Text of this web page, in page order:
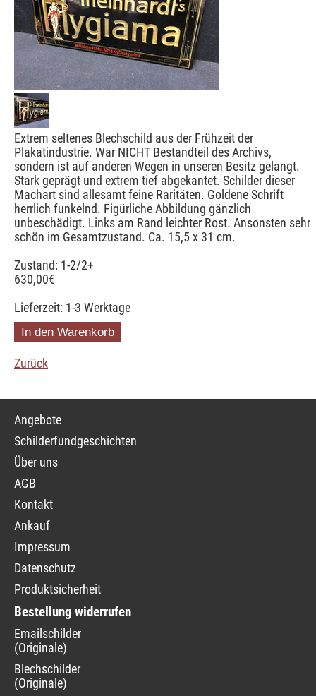
Extrem seltenes Blechschild aus der Frühzeit der
Plakatindustrie. War NICHT Bestandteil des Archivs,
sondern ist auf anderen Wegen in unseren Besitz gelangt.
Stark geprägt und extrem tief abgekantet. Schilder dieser
Machart sind allesamt feine Raritäten. Goldene Schrift
herrlich funkelnd. Figürliche Abbildung gänzlich
unbeschädigt. Links am Rand leichter Rost. Ansonsten sehr
schön im Gesamtzustand. Ca. 15,5 x 31 cm.
Zustand: 1-2/2+
630,00€
Lieferzeit: 1-3 Werktage
Zurück
Navigation
überspringen
Angebote
Schilderfundgeschichten
Über uns
AGB
Kontakt
Ankauf
Impressum
Datenschutz
Produktsicherheit
Bestellung widerrufen
Navigation
überspringen
Emailschilder
(Originale)
Blechschilder
(Originale)